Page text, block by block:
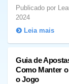
Publicado por
2024
Leia mais
Guia de
Como Manter
o Jogo